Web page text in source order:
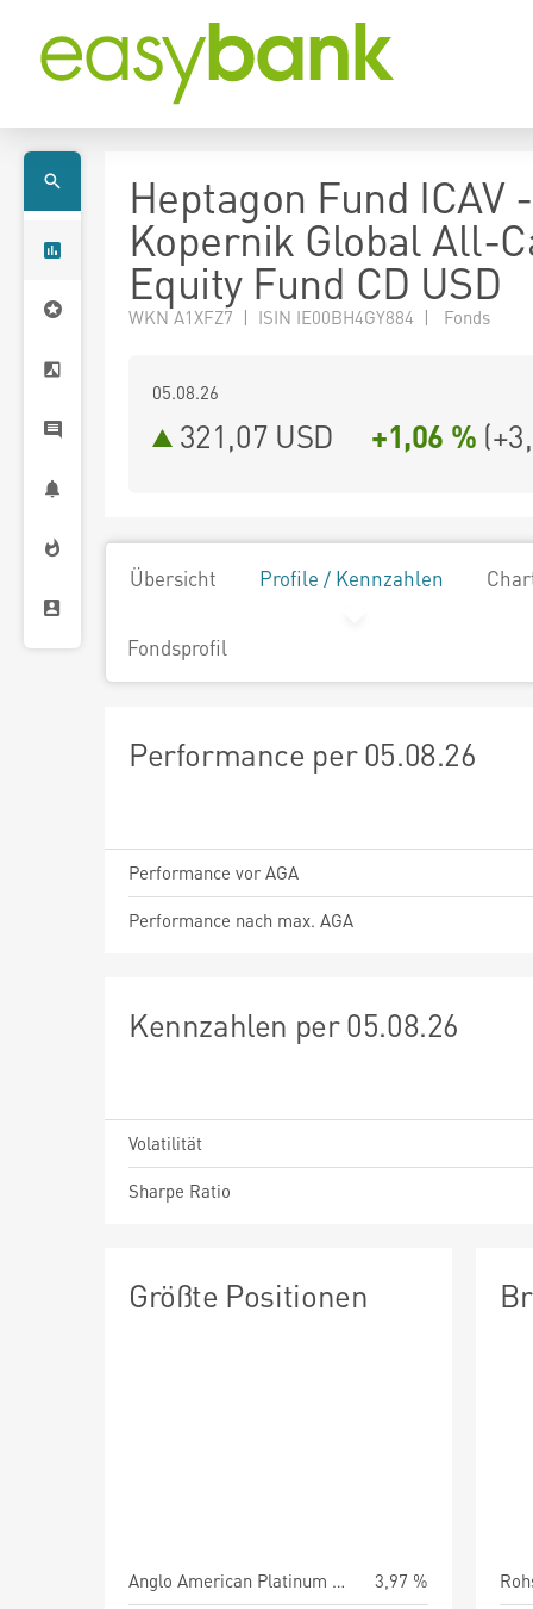
Heptagon Fund ICAV -
Kopernik Global All-
Equity Fund CD USD
WKN A1XFZ7 | ISIN IE00BH4GY884 | Fonds
05.08.26
321,07 USD +1,06 % (
Übersicht Profile / Kennzahlen
Fondsprofil
Performance per 05.08.26
Performance vor AGA
Performance nach max. AGA
Kennzahlen per 05.08.26
Volatilität
Sharpe Ratio
Größte Positionen
Anglo American Platinum Ltd.
3,97 %